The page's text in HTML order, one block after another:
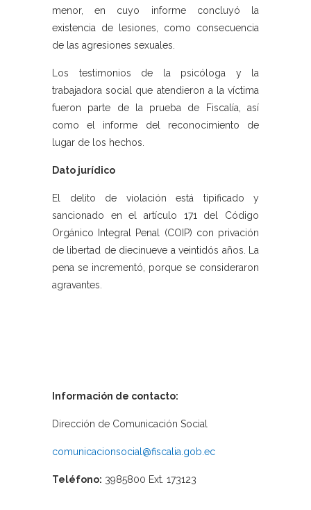
menor, en cuyo informe concluyó la
existencia de lesiones, como consecuencia
de las agresiones sexuales.
Los testimonios de la psicóloga y la
trabajadora social que atendieron a la víctima
fueron parte de la prueba de Fiscalía, así
como el informe del reconocimiento de
lugar de los hechos.
Dato jurídico
El delito de violación está tipificado y
sancionado en el artículo 171 del Código
Orgánico Integral Penal (COIP) con privación
de libertad de diecinueve a veintidós años. La
pena se incrementó, porque se consideraron
agravantes.
Información de contacto:
Dirección de Comunicación Social
comunicacionsocial@fiscalia.gob.ec
Teléfono: 3985800 Ext. 173123